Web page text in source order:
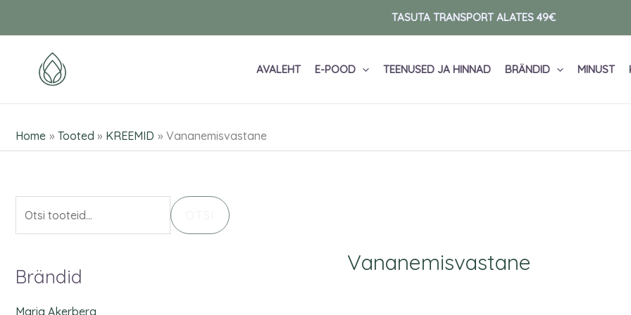
TASUTA TRANSPORT ALATES 49€
AVALEHT E-POOD TEENUSED JA HINNAD BRÄNDID MINUST
Home Tooted KREEMID Vananemisvastane
t
Brändid
Maria Akerberg
Vananemisvastane